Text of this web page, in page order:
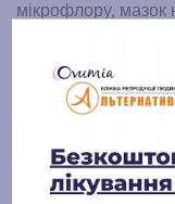
мікрофлору, мазок
БІЛЬШЕ